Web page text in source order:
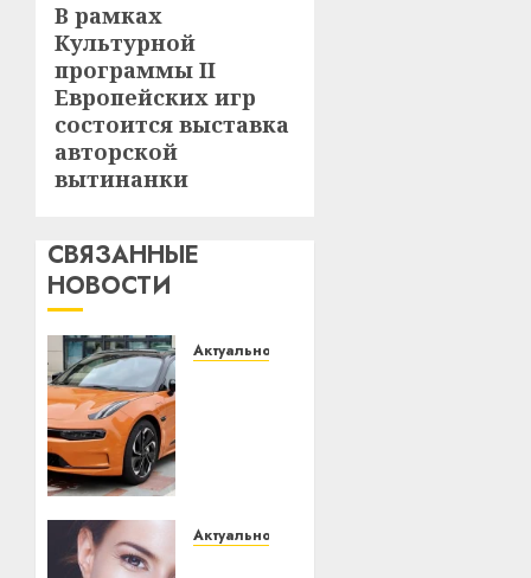
Следующая
запись:
В рамках
Культурной
программы II
Европейских игр
состоится выставка
авторской
вытинанки
СВЯЗАННЫЕ
НОВОСТИ
Актуально
обеспечение
Актуально